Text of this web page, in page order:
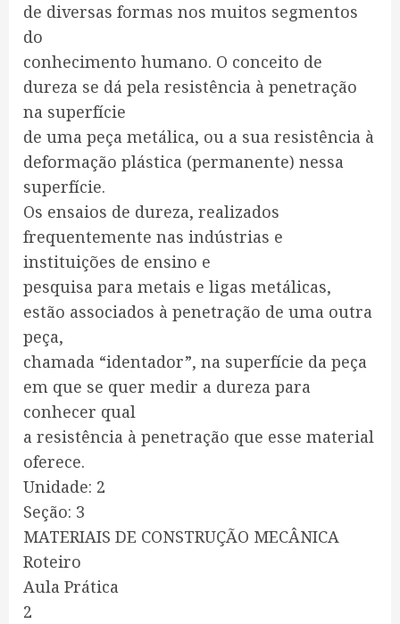
de diversas formas nos muitos segmentos
do
conhecimento humano. O conceito de
dureza se dá pela resistência à penetração
na superfície
de uma peça metálica, ou a sua resistência à
deformação plástica (permanente) nessa
superfície.
Os ensaios de dureza, realizados
frequentemente nas indústrias e
instituições de ensino e
pesquisa para metais e ligas metálicas,
estão associados à penetração de uma outra
peça,
chamada “identador”, na superfície da peça
em que se quer medir a dureza para
conhecer qual
a resistência à penetração que esse material
oferece.
Unidade: 2
Seção: 3
MATERIAIS DE CONSTRUÇÃO MECÂNICA
Roteiro
Aula Prática
2